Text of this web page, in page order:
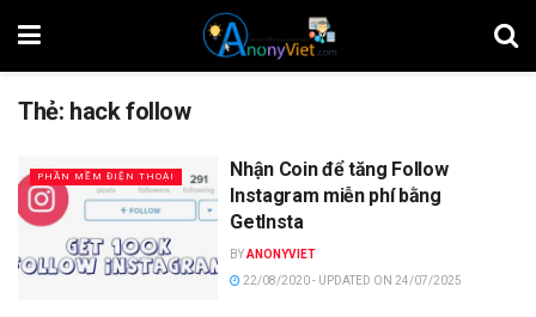
Thẻ: hack follow
PHẦN MỀM ĐIỆN THOẠI
Nhận Coin để tăng Follow
Instagram miễn phí bằng
GetInsta
BYANONYVIET
22/08/2020 - UPDATED ON 24/07/2025